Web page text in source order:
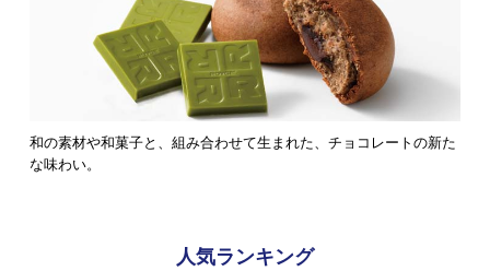
和の素材や和菓子と、組み合わせて生まれた、チョコレートの新た
な味わい。
人気ランキング